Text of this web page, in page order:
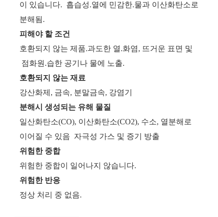
이 있습니다. 흡습성.열에 민감한.물과 이산화탄소로
분해됨.
피해야 할 조건
호환되지 않는 제품.과도한 열.화염, 뜨거운 표면 및
점화원.습한 공기나 물에 노출.
호환되지 않는 재료
강산화제, 금속, 분말금속, 강염기
분해시 생성되는 유해 물질
일산화탄소(CO), 이산화탄소(CO2), 수소, 열분해로
이어질 수 있음 자극성 가스 및 증기 방출
위험한 중합
위험한 중합이 일어나지 않습니다.
위험한 반응
정상 처리 중 없음.